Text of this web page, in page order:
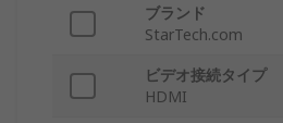
ブランド
StarTech.com
ビデオ接続タイプ
HDMI